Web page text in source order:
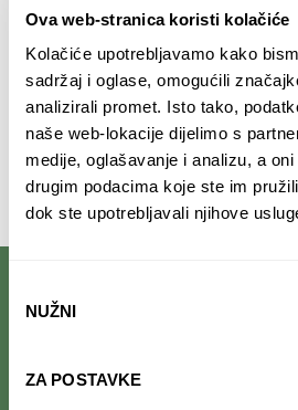
Ova web-stranica koristi kolačiće
Kolačiće upotrebljavamo kako
sadržaj i oglase, omogućili
analizirali promet. Isto tako,
naše web-lokacije dijelimo s
medije, oglašavanje i analizu, a
drugim podacima koje ste im
dok ste upotrebljavali njihove
pristanka
NUŽNI
ZA POSTAVKE
ADD TO CART
Additional information
WEIGHT
DIMENSIONS